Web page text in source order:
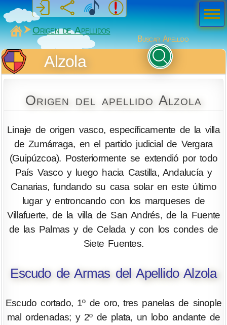
MiSabueso
Origen de Apellidos
Buscar Apellido
Alzola
Origen del apellido Alzola
Linaje de origen vasco, específicamente de la villa
de Zumárraga, en el partido judicial de Vergara
(Guipúzcoa). Posteriormente se extendió por todo
País Vasco y luego hacia Castilla, Andalucía y
Canarias, fundando su casa solar en este último
lugar y entroncando con los marqueses de
Villafuerte, de la villa de San Andrés, de la Fuente
de las Palmas y de Celada y con los condes de
Siete Fuentes.
Escudo de Armas del Apellido Alzola
Escudo cortado, 1º de oro, tres panelas de sinople
mal ordenadas; y 2º de plata, un lobo andante de
Men
ú